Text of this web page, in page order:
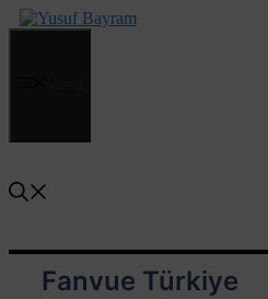
İçeriğe
atla
Fanvue Türkiye